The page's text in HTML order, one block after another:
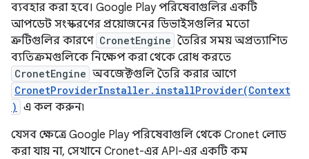
ব্যবহার করা হবে। Google Play পরিষেবাগুলির একটি
আপডেট সংস্করণের প্রয়োজনের ডিভাইসগুলির মতো
ত্রুটিগুলির কারণে CronetEngine তৈরির সময় অপ্রত্যাশিত
ব্যতিক্রমগুলিকে নিক্ষেপ করা থেকে রোধ করতে
CronetEngine অবজেক্টগুলি তৈরি করার আগে
CronetProviderInstaller.installProvider(Context
) এ কল করুন৷
যেসব ক্ষেত্রে Google Play পরিষেবাগুলি থেকে Cronet লোড
করা যায় না, সেখানে Cronet-এর API-এর একটি কম